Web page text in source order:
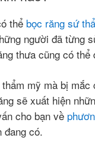
thể bọc răng sứ
người đã từng
thưa cũng có thể
mỹ mà bị
sẽ xuất hiện
cho bạn về
đang có.